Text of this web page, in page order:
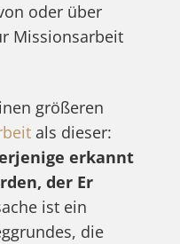
oder über
Missionsarbeit
größeren
als dieser:
erkannt
der Er
ist ein
die